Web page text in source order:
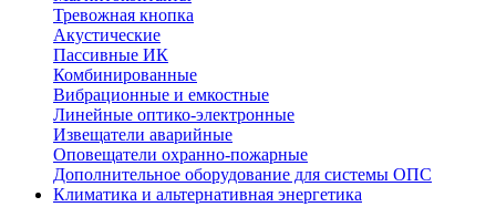
Тревожная кнопка
Акустические
Пассивные ИК
Комбинированные
Вибрационные и емкостные
Линейные оптико-электронные
Извещатели аварийные
Оповещатели охранно-пожарные
Дополнительное оборудование для системы ОПС
Климатика и альтернативная энергетика